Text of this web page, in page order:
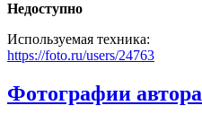
Недоступно
Используемая техника:
https://foto.ru/users/24763
Фотографии автора